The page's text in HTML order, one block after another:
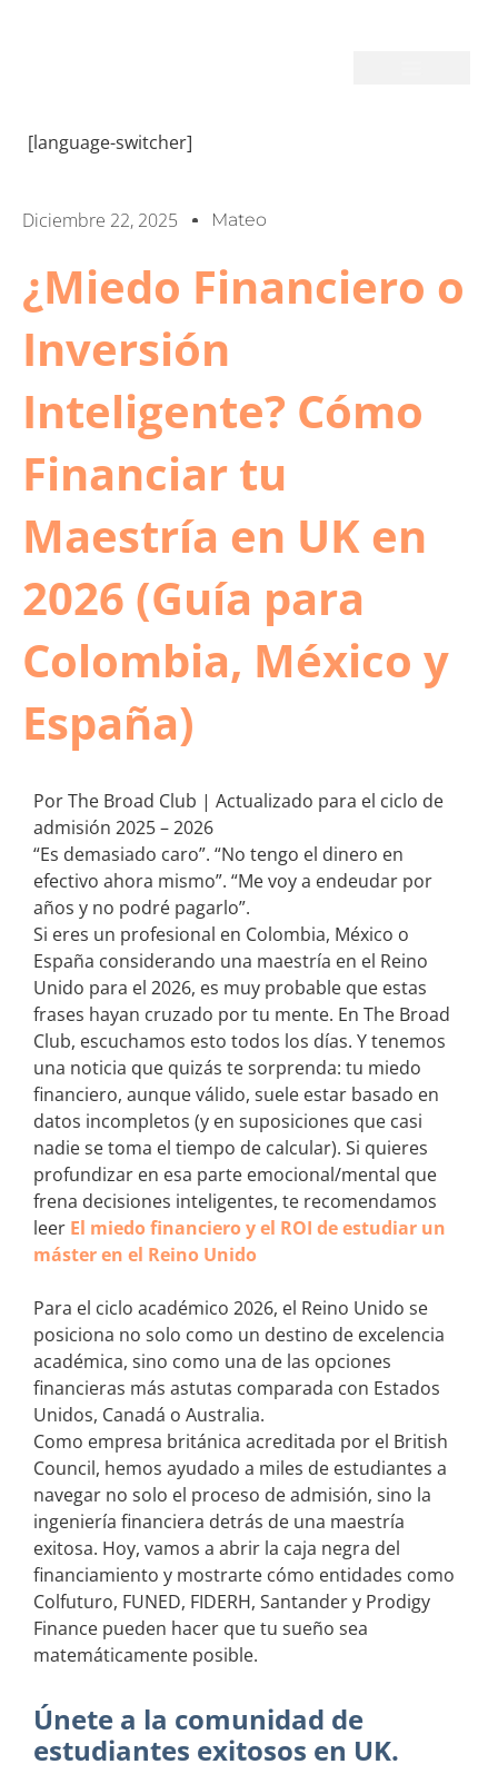
[language-switcher]
Diciembre 22, 2025 Mateo
¿Miedo Financiero o
Inversión
Inteligente? Cómo
Financiar tu
Maestría en UK en
2026 (Guía para
Colombia, México y
España)
Por The Broad Club | Actualizado para el ciclo de
admisión 2025 – 2026
“Es demasiado caro”. “No tengo el dinero en
efectivo ahora mismo”. “Me voy a endeudar por
años y no podré pagarlo”.
Si eres un profesional en Colombia, México o
España considerando una maestría en el Reino
Unido para el 2026, es muy probable que estas
frases hayan cruzado por tu mente. En The Broad
Club, escuchamos esto todos los días. Y tenemos
una noticia que quizás te sorprenda: tu miedo
financiero, aunque válido, suele estar basado en
datos incompletos (y en suposiciones que casi
nadie se toma el tiempo de calcular). Si quieres
profundizar en esa parte emocional/mental que
frena decisiones inteligentes, te recomendamos
leer El miedo financiero y el ROI de estudiar un
máster en el Reino Unido
Para el ciclo académico 2026, el Reino Unido se
posiciona no solo como un destino de excelencia
académica, sino como una de las opciones
financieras más astutas comparada con Estados
Unidos, Canadá o Australia.
Como empresa británica acreditada por el British
Council, hemos ayudado a miles de estudiantes a
navegar no solo el proceso de admisión, sino la
ingeniería financiera detrás de una maestría
exitosa. Hoy, vamos a abrir la caja negra del
financiamiento y mostrarte cómo entidades como
Colfuturo, FUNED, FIDERH, Santander y Prodigy
Finance pueden hacer que tu sueño sea
matemáticamente posible.
Únete a la comunidad de
estudiantes exitosos en UK.